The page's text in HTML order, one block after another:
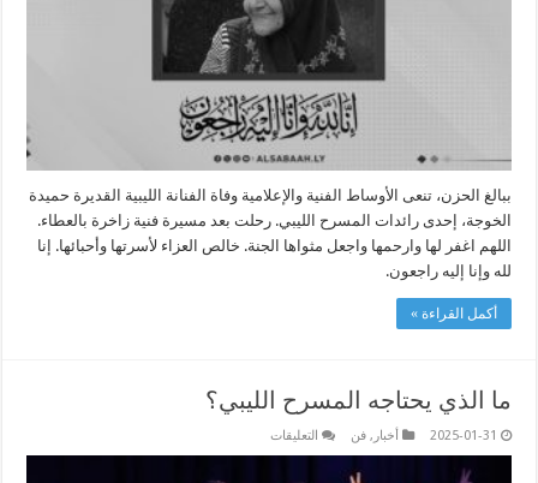
ببالغ الحزن، تنعى الأوساط الفنية والإعلامية وفاة الفنانة الليبية القديرة حميدة
الخوجة، إحدى رائدات المسرح الليبي. رحلت بعد مسيرة فنية زاخرة بالعطاء.
اللهم اغفر لها وارحمها واجعل مثواها الجنة. خالص العزاء لأسرتها وأحبائها. إنا
لله وإنا إليه راجعون.
أكمل القراءة »
ما الذي يحتاجه المسرح الليبي؟
2025-01-31 أخبار ,فن التعليقات